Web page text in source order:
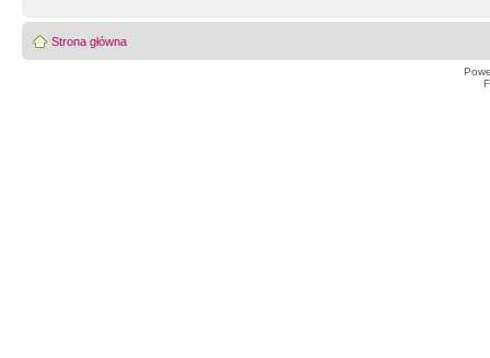
Strona główna